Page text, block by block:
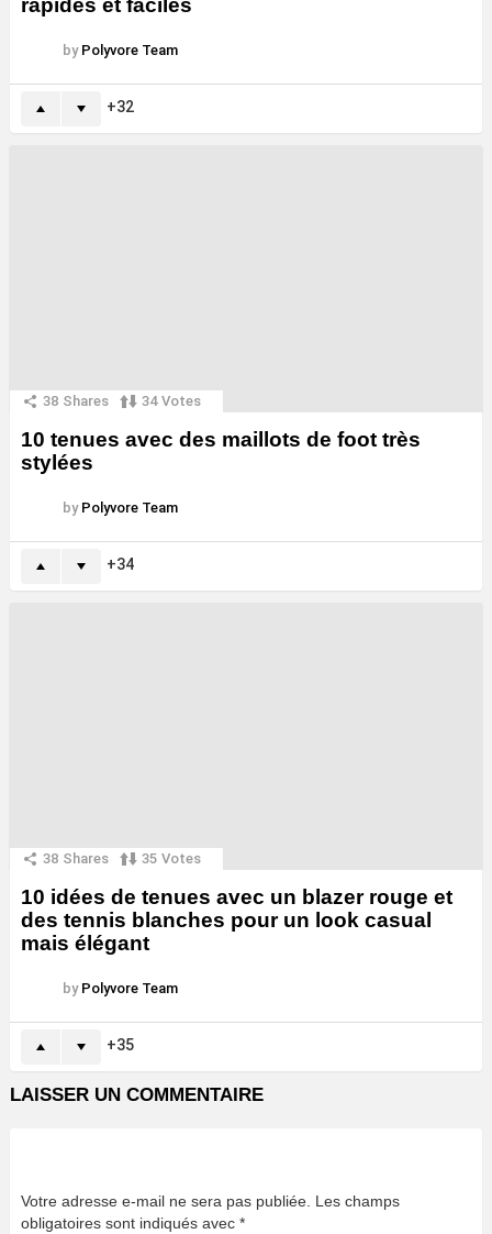
rapides et faciles
by Polyvore Team
32
38 Shares 34 Votes
10 tenues avec des maillots de foot très
stylées
by Polyvore Team
34
38 Shares 35 Votes
10 idées de tenues avec un blazer rouge et
des tennis blanches pour un look casual
mais élégant
by Polyvore Team
35
LAISSER UN COMMENTAIRE
Votre adresse e-mail ne sera pas publiée. Les champs
obligatoires sont indiqués avec *